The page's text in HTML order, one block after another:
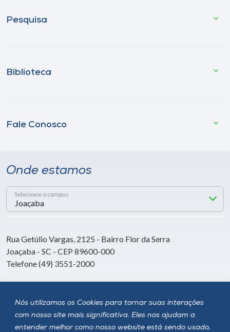
Nós utilizamos os Cookies para tornar suas interações
com nosso site mais significativa. Eles nos ajudam a
entender melhor como nosso website está sendo usado,
Pesquisa
Biblioteca
Fale Conosco
Onde estamos
Selecione o campus
Rua Getúlio Vargas, 2125 - Bairro Flor da Serra
Joaçaba - SC - CEP 89600-000
Telefone (49) 3551-2000
Siga a Unoesc